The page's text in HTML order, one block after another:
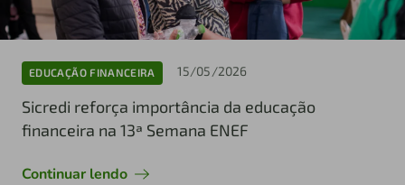
EDUCAÇÃO FINANCEIRA 15/05/2026
Sicredi reforça importância da educação
financeira na 13ª Semana ENEF
Continuar lendo